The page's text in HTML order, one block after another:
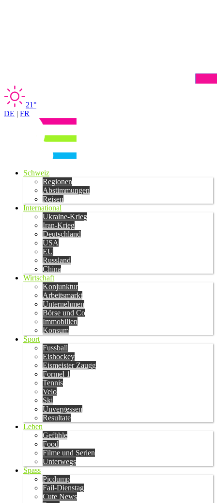
21°
DE | FR
Schweiz
Regionen
Abstimmungen
Reisen
International
Ukraine-Krieg
Iran-Krieg
Deutschland
USA
EU
Russland
China
Wirtschaft
Konjunktur
Arbeitsmarkt
Unternehmen
Börse und Co
Immobilien
Konsum
Sport
Fussball
Eishockey
Eismeister Zaugg
Formel 1
Tennis
Velo
Ski
Unvergessen
Resultate
Leben
Gefühle
Food
Filme und Serien
Unterwegs
Spass
Picdump
Fail-Dienstag
Cute News